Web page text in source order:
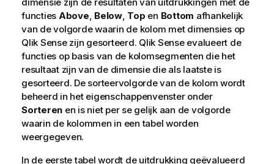
dimensie zijn de resultaten van uitdrukkingen met de
functies Above, Below, Top en Bottom afhankelijk
van de volgorde waarin de kolom met dimensies op
Qlik Sensezijn gesorteerd. Qlik Senseevalueert de
functies op basis van de kolomsegmenten die het
resultaat zijn van de dimensie die als laatste is
gesorteerd. De sorteervolgorde van de kolom wordt
beheerd in het eigenschappenvenster onder
Sorteren en is niet per se gelijk aan de volgorde
waarin de kolommen in een tabel worden
weergegeven.
In de eerste tabel wordt de uitdrukking geëvalueerd